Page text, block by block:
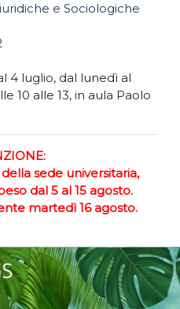
e Sociologiche
4 luglio, dal lunedì al
10 alle 13, in aula Paolo
sede universitaria,
dal 5 al 15 agosto.
martedì 16 agosto.